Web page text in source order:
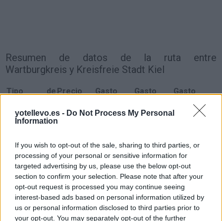
yotellevo.es - Do Not Process My Personal
Information
If you wish to opt-out of the sale, sharing to third parties, or
processing of your personal or sensitive information for
targeted advertising by us, please use the below opt-out
section to confirm your selection. Please note that after your
opt-out request is processed you may continue seeing
interest-based ads based on personal information utilized by
us or personal information disclosed to third parties prior to
your opt-out. You may separately opt-out of the further
Resumen de datos de la ruta entre
Wartburgkreis y Kreisfreie Stadt Kiel
Tipo dePrecio
Gasto
Gasto
Gasto
Gasolina 95
0,00€ 22l.-31 l.-45 - 0,00€
Gasolina 98 0,00€ 22l.-
0,00€
31 l.-
0,00€
45l.- 0,00€
Gasoil 0,00€ 22l.-
0,00€
31l. -
0,00€
45l.- 0,00€
Bio diesel 0,00€ 22 l.-
0,00€
31l.-
0,00€
45l.- 0,00€